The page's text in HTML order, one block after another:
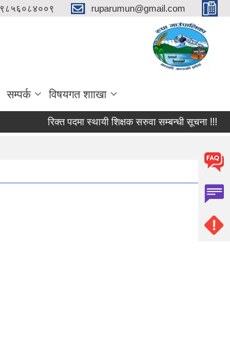
९८५६०८४००९ ruparumun@gmail.com
सम्पर्क विषयगत शााखा
रिक्त पदमा स्थायी शिक्षक सरुवा सम्बन्धी सूचना !!! फर्म